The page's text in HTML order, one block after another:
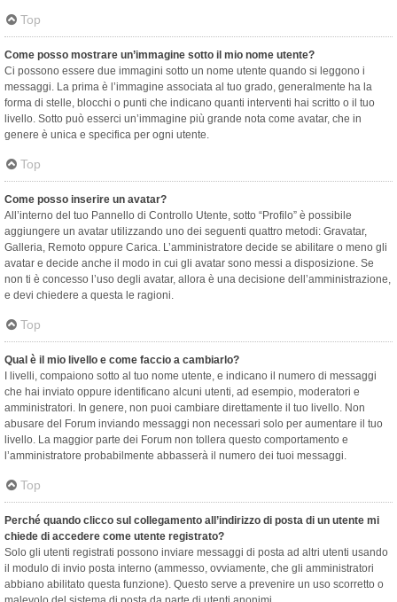
Top
Come posso mostrare un’immagine sotto il mio nome utente?
Ci possono essere due immagini sotto un nome utente quando si leggono i
messaggi. La prima è l’immagine associata al tuo grado, generalmente ha la
forma di stelle, blocchi o punti che indicano quanti interventi hai scritto o il tuo
livello. Sotto può esserci un’immagine più grande nota come avatar, che in
genere è unica e specifica per ogni utente.
Top
Come posso inserire un avatar?
All’interno del tuo Pannello di Controllo Utente, sotto “Profilo” è possibile
aggiungere un avatar utilizzando uno dei seguenti quattro metodi: Gravatar,
Galleria, Remoto oppure Carica. L’amministratore decide se abilitare o meno gli
avatar e decide anche il modo in cui gli avatar sono messi a disposizione. Se
non ti è concesso l’uso degli avatar, allora è una decisione dell’amministrazione,
e devi chiedere a questa le ragioni.
Top
Qual è il mio livello e come faccio a cambiarlo?
I livelli, compaiono sotto al tuo nome utente, e indicano il numero di messaggi
che hai inviato oppure identificano alcuni utenti, ad esempio, moderatori e
amministratori. In genere, non puoi cambiare direttamente il tuo livello. Non
abusare del Forum inviando messaggi non necessari solo per aumentare il tuo
livello. La maggior parte dei Forum non tollera questo comportamento e
l’amministratore probabilmente abbasserà il numero dei tuoi messaggi.
Top
Perché quando clicco sul collegamento all’indirizzo di posta di un utente mi
chiede di accedere come utente registrato?
Solo gli utenti registrati possono inviare messaggi di posta ad altri utenti usando
il modulo di invio posta interno (ammesso, ovviamente, che gli amministratori
abbiano abilitato questa funzione). Questo serve a prevenire un uso scorretto o